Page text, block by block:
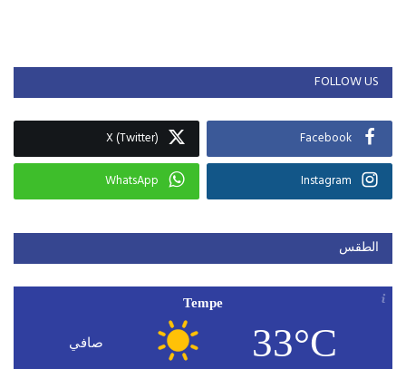
FOLLOW US
Facebook
X (Twitter)
Instagram
WhatsApp
الطقس
Tempe
33°C صافي